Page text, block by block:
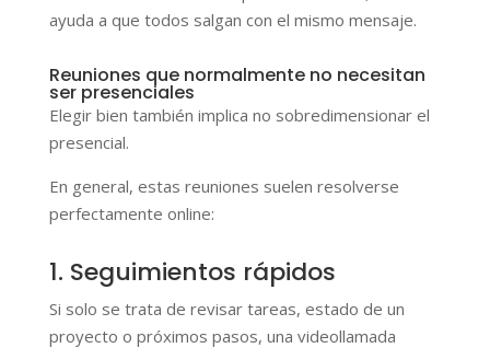
ayuda a que todos salgan con el mismo mensaje.
Reuniones que normalmente no necesitan
ser presenciales
Elegir bien también implica no sobredimensionar el
presencial.
En general, estas reuniones suelen resolverse
perfectamente online:
1. Seguimientos rápidos
Si solo se trata de revisar tareas, estado de un
proyecto o próximos pasos, una videollamada